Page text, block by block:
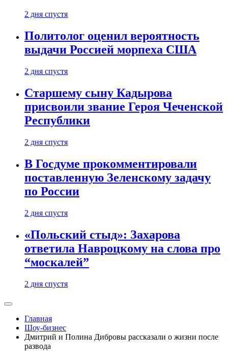
2 дня спустя
Политолог оценил вероятность
выдачи Россией морпеха США
2 дня спустя
Старшему сыну Кадырова
присвоили звание Героя Чеченской
Республики
2 дня спустя
В Госдуме прокомментировали
поставленную Зеленскому задачу
по России
2 дня спустя
«Польский стыд»: Захарова
ответила Навроцкому на слова про
“москалей”
2 дня спустя
Главная
Шоу-бизнес
Дмитрий и Полина Дибровы рассказали о жизни после
развода